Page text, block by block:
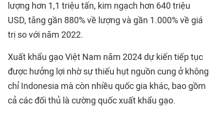
lượng hơn 1,1 triệu tấn, kim ngạch hơn 640 triệu
USD, tăng gần 880% về lượng và gần 1.000% về giá
trị so với năm 2022.
Xuất khẩu gạo Việt Nam năm 2024 dự kiến tiếp tục
được hưởng lợi nhờ sự thiếu hụt nguồn cung ở không
chỉ Indonesia mà còn nhiều quốc gia khác, bao gồm
cả các đối thủ là cường quốc xuất khẩu gạo.